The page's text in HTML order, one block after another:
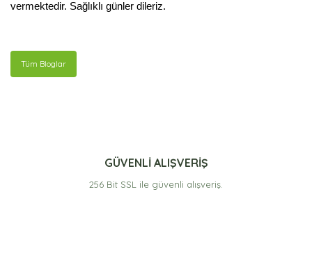
vermektedir. Sağlıklı günler dileriz.
Tüm Bloglar
GÜVENLİ ALIŞVERİŞ
256 Bit SSL ile güvenli alışveriş.